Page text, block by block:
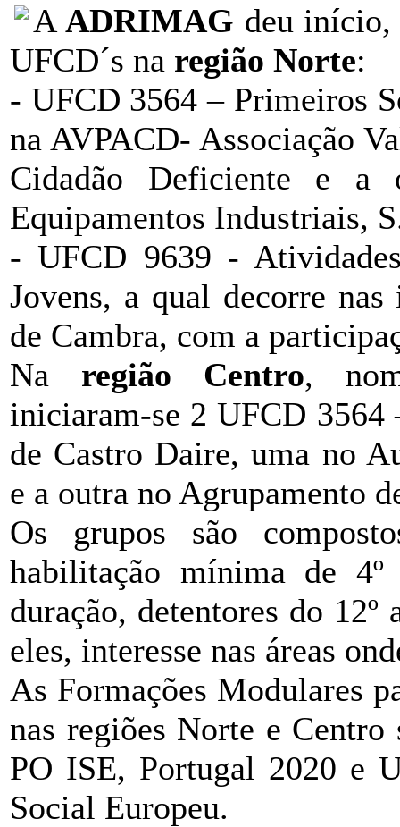
AADRIMAG deu início,
UFCD´s na região Norte:
- UFCD 3564 – Primeiros
na AVPACD- Associação
Cidadão Deficiente e
Equipamentos Industriais,
- UFCD 9639 -
Jovens, a qual decorre
de Cambra, com a
Na região Centro,
iniciaram-se 2 UFCD 3564
de Castro Daire, uma no
e a outra no Agrupamento
Os grupos são
habilitação mínima de 4º
duração, detentores do
eles, interesse nas áreas
As Formações Modulares
nas regiões Norte e
PO ISE, Portugal 2020 e
Social Europeu.